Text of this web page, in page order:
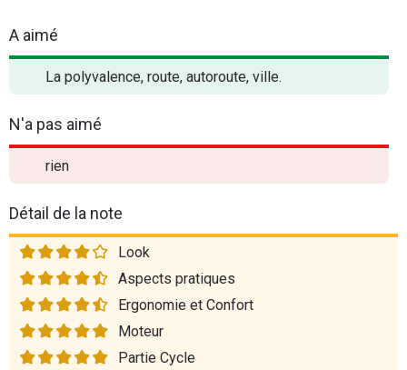
A aimé
La polyvalence, route, autoroute, ville.
N'a pas aimé
rien
Détail de la note
Look
Aspects pratiques
Ergonomie et Confort
Moteur
Partie Cycle